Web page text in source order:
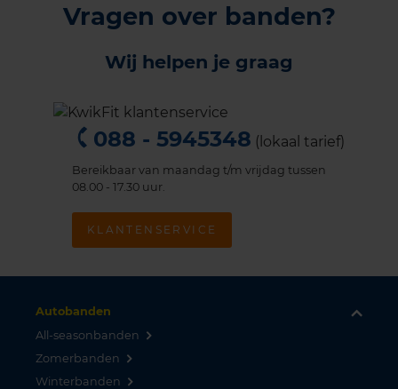
Vragen over banden?
Wij helpen je graag
088 - 5945348 (lokaal tarief)
Bereikbaar van maandag t/m vrijdag tussen
08.00 - 17.30 uur.
KLANTENSERVICE
Autobanden
All-seasonbanden
Zomerbanden
Winterbanden